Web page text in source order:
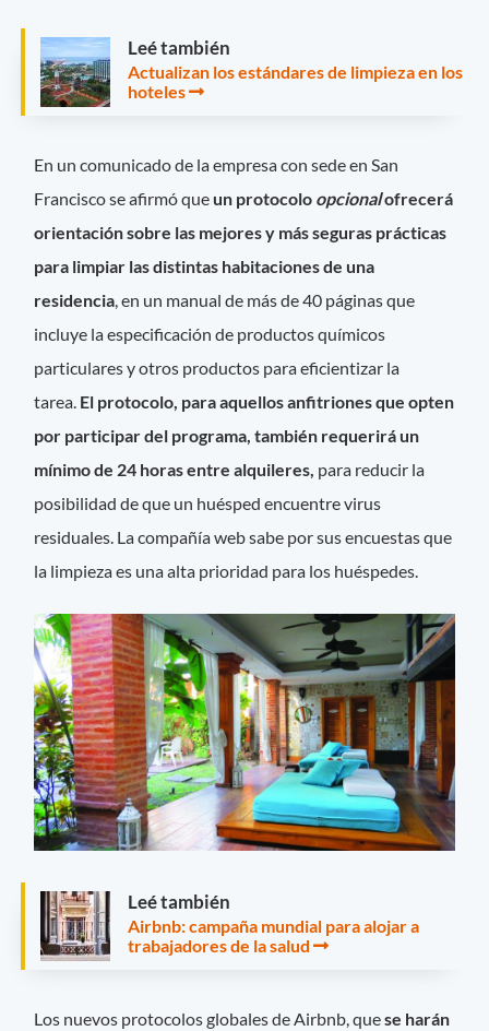
Leé también
Actualizan los estándares de limpieza en los
hoteles
En un comunicado de la empresa con sede en San
Francisco se afirmó que un protocolo opcionalofrecerá
orientación sobre las mejores y más seguras prácticas
para limpiar las distintas habitaciones de una
residencia, en un manual de más de 40 páginas que
incluye la especificación de productos químicos
particulares y otros productos para eficientizar la
tarea. El protocolo, para aquellos anfitriones que opten
por participar del programa, también requerirá un
mínimo de 24 horas entre alquileres, para reducir la
posibilidad de que un huésped encuentre virus
residuales. La compañía web sabe por sus encuestas que
la limpieza es una alta prioridad para los huéspedes.
Leé también
Airbnb: campaña mundial para alojar a
trabajadores de la salud
Los nuevos protocolos globales de Airbnb, quese harán